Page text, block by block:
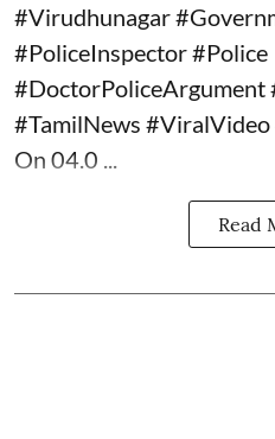
#Virudhunagar
#PoliceInspector #Police
#DoctorPoliceArgument
#TamilNews
On 04.0 ...
Read